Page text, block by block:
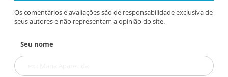
Os comentários e avaliações são de responsabilidade exclusiva de
seus autores e não representam a opinião do site.
Seu nome